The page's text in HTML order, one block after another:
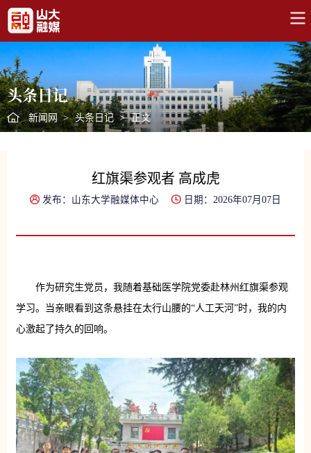
头条日记
新闻网 > 头条日记 > 正文
红旗渠参观者 高成虎
发布：山东大学融媒体中心 日期：2026年07月07日
作为研究生党员，我随着基础医学院党委赴林州红旗渠参观
学习。当亲眼看到这条悬挂在太行山腰的“人工天河”时，我的内
心激起了持久的回响。